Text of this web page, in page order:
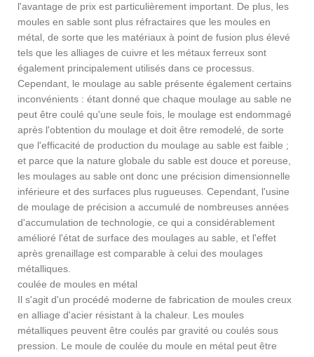
l'avantage de prix est particulièrement important. De plus, les
moules en sable sont plus réfractaires que les moules en
métal, de sorte que les matériaux à point de fusion plus élevé
tels que les alliages de cuivre et les métaux ferreux sont
également principalement utilisés dans ce processus.
Cependant, le moulage au sable présente également certains
inconvénients : étant donné que chaque moulage au sable ne
peut être coulé qu'une seule fois, le moulage est endommagé
après l'obtention du moulage et doit être remodelé, de sorte
que l'efficacité de production du moulage au sable est faible ;
et parce que la nature globale du sable est douce et poreuse,
les moulages au sable ont donc une précision dimensionnelle
inférieure et des surfaces plus rugueuses. Cependant, l'usine
de moulage de précision a accumulé de nombreuses années
d'accumulation de technologie, ce qui a considérablement
amélioré l'état de surface des moulages au sable, et l'effet
après grenaillage est comparable à celui des moulages
métalliques.
coulée de moules en métal
Il s'agit d'un procédé moderne de fabrication de moules creux
en alliage d'acier résistant à la chaleur. Les moules
métalliques peuvent être coulés par gravité ou coulés sous
pression. Le moule de coulée du moule en métal peut être